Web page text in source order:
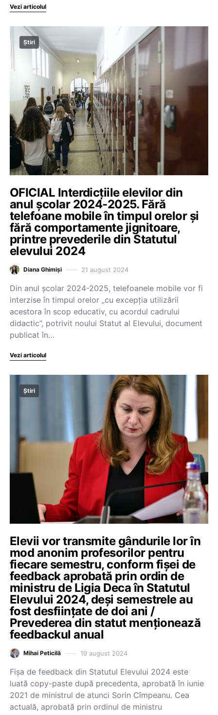
Vezi articolul
Știri
OFICIAL Interdicțiile elevilor din
anul școlar 2024-2025. Fără
telefoane mobile în timpul orelor și
fără comportamente jignitoare,
printre prevederile din Statutul
elevului 2024
Diana Ghimiși 21 august 2024
Din anul școlar 2024-2025, telefoanele mobile vor fi
interzise în timpul orelor „cu excepția utilizării
acestora în scop educativ, cu acordul cadrului
didactic”, potrivit noului Statut al Elevului, document
publicat în…
Vezi articolul
Știri
Elevii vor transmite gândurile lor în
mod anonim profesorilor pentru
fiecare semestru, conform fișei de
feedback aprobată prin ordin de
ministru de Ligia Deca în Statutul
Elevului 2024, deși semestrele au
fost desființate de doi ani /
Prevederea din statut menționează
feedbackul anual
Mihai Peticilă 19 august 2024
Fișa de feedback din Statutul Elevului 2024 este
luată copy-paste după precedenta, aprobată în iunie
2021 de ministrul de atunci Sorin Cîmpeanu. Cea
actuală, aprobată prin ordinul de ministru